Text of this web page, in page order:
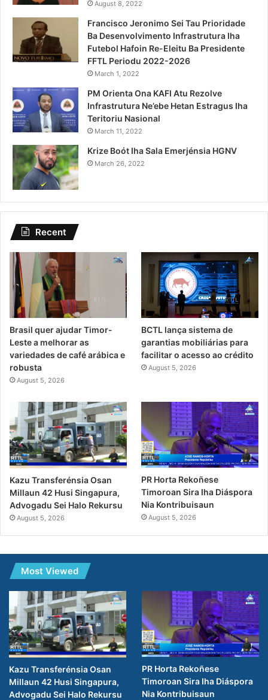
August 8, 2022
Francisco Jeronimo Sei Tau Prioridade
Ba Desenvolvimento Infrastrutura Iha
Futebol Hafoin Re-Eleitu Ba Presidente
FFTL Periodu 2022-2026
March 1, 2022
PM Orienta Ona KAFI Atu Rezolve
Infrastrutura Ne’ebe Hetan Estragus Iha
Teritoriu Nasional
March 11, 2022
Krize Boót Iha Sala Emerjénsia HGNV
March 26, 2022
Recent
Brasil quer ajudar Timor-
Leste a melhorar as
variedades de café arábica e
robusta
August 5, 2026
BCTL lança sistema de
garantias mobiliárias para
facilitar o acesso ao crédito
August 5, 2026
Kazu Transferénsia Osan
Millaun 42 Husi Singapura,
Advogadu Sei Halo Rekursu
August 5, 2026
PR Horta Rekoñese
Timoroan Sira Iha Diáspora
Nia Kontribuisaun
August 5, 2026
Most Viewed
Kazu Transferénsia Osan
Millaun 42 Husi Singapura,
Advogadu Sei Halo Rekursu
PR Horta Rekoñese
Timoroan Sira Iha Diáspora
Nia Kontribuisaun